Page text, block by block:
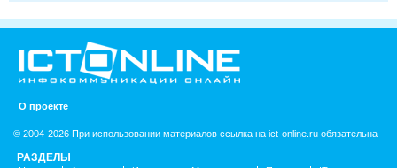
О проекте
© 2004-2026 При использовании материалов ссылка на ict-online.ru обязательна
РАЗДЕЛЫ